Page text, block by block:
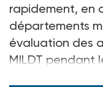
rapidement, en
départements
évaluation des
MILDT pendant